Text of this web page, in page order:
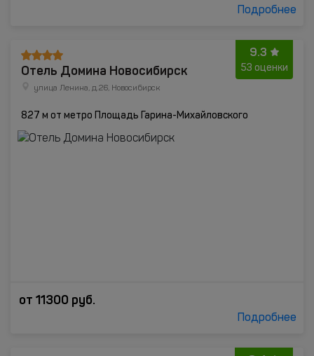
Подробнее
9.3
53 оценки
Отель Домина Новосибирск
улица Ленина, д.26, Новосибирск
827 м от метро Площадь Гарина-Михайловского
от 11300 руб.
Подробнее